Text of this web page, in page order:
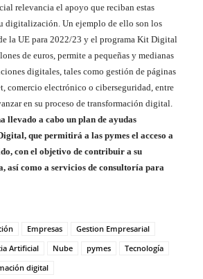
relevancia el apoyo que reciban estas
digitalización. Un ejemplo de ello son los
la UE para 2022/23 y el programa Kit Digital
de euros, permite a pequeñas y medianas
digitales, tales como gestión de páginas
comercio electrónico o ciberseguridad, entre
en su proceso de transformación digital.
llevado a cabo un plan de ayudas
que permitirá a las pymes el acceso a
con el objetivo de contribuir a su
así como a servicios de consultoría para
Empresas
Gestion Empresarial
Artificial Nube pymes
Tecnología
digital